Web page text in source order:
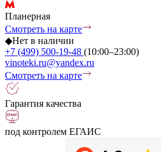
Планерная
Смотреть на карте
◆Нет в наличии
+7 (499) 500-19-48 (10:00–23:00)
vinoteki.ru@yandex.ru
Смотреть на карте
Гарантия качества
под контролем ЕГАИС